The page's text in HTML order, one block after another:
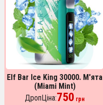
Elf Bar Ice King 30000. М'ята
(Miami Mint)
ДропЦіна:750 грн